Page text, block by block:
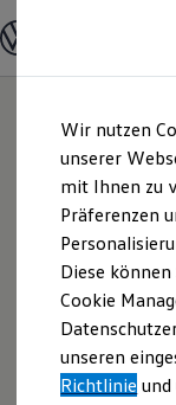
Hauptinhalt
springen
Footer
springen
Modelle und
Modelle
ENERGY
SUV und
Kombis
Schnell
Angebote und
Aktuelle
E-Auto-
Wir nutzen
unserer
mit Ihnen zu
Präferenzen
Diese
Cookie
unseren
Richtlinie und